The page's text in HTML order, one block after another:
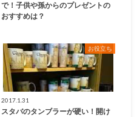
で！子供や孫からのプレゼントの
おすすめは？
お役立ち
2017.1.31
スタバのタンブラーが硬い！開け